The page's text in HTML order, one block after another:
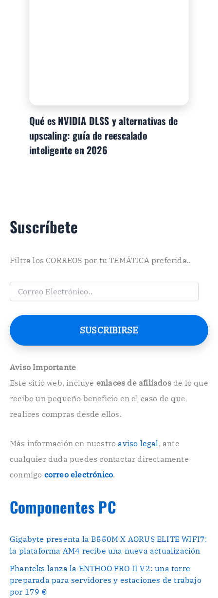
Qué es NVIDIA DLSS y alternativas de
upscaling: guía de reescalado
inteligente en 2026
Suscríbete
Filtra los CORREOS por tu TEMÁTICA preferida..
e
o
e
t
ó
n
o
.
SUSCRIBIRSE
Aviso Importante
Este sitio web, incluye enlaces de afiliadosde lo que
recibo un pequeño beneficio en el caso de que
realices compras desde ellos.
Más información en nuestroaviso legal, ante
cualquier duda puedes contactar directamente
conmigo correo electrónico.
Componentes PC
Gigabyte presenta la B550M X AORUS ELITE WIFI7:
la plataforma AM4 recibe una nueva actualización
Phanteks lanza la ENTHOO PRO II V2: una torre
preparada para servidores y estaciones de trabajo
por 179 €